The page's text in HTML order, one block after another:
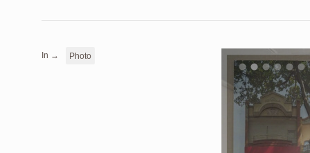
In → Photo